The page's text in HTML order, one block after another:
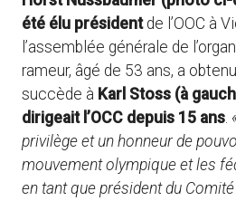
été élu présidentde l’OOC à
l’assemblée générale de
rameur, âgé de 53 ans, a
succède à Karl Stoss (à
dirigeait l’OCC depuis 15 ans.
privilège et un honneur de
mouvement olympique et les
en tant que président du